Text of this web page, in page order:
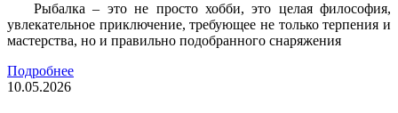
Рыбалка – это не просто хобби, это целая философия,
увлекательное приключение, требующее не только терпения и
мастерства, но и правильно подобранного снаряжения
Подробнее
10.05.2026